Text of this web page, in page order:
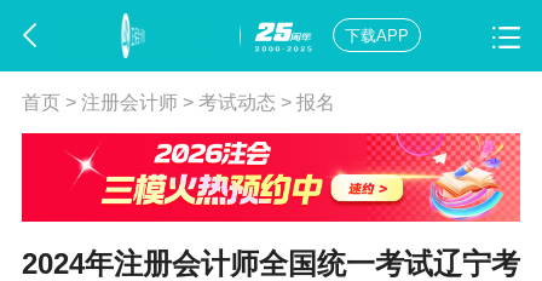
下载APP
首页> 注册会计师> 考试动态 > 报名
2024年注册会计师全国统一考试辽宁考